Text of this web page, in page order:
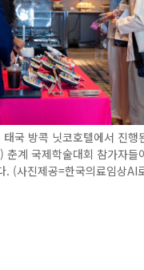
국 방콕 닛코호텔에서 진행
춘계 국제학술대회 참가자들
. (사진제공=한국의료임상AI